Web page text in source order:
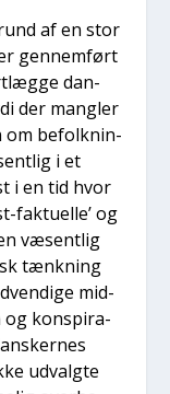
af en stor
gen­nem­ført
dan­
der mang­ler
om befolk­nin­
i et
i en tid hvor
fak­tu­el­le’ og
væsent­lig
tænk­ning
mid­
og kon­spira­
udvalg­te